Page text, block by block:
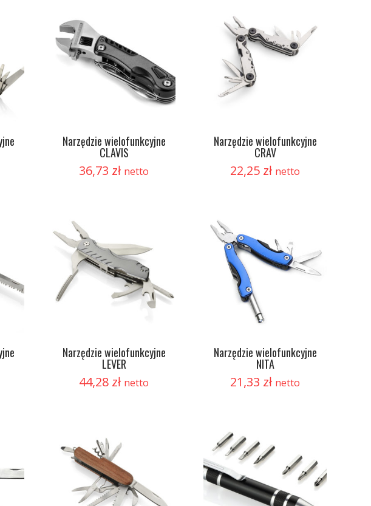
Narzędzie wielofunkcyjne
CLAVIS
36,73 zł netto
Narzędzie wielofunkcyjne
CRAV
22,25 zł netto
Narzędzie wielofunkcyjne
LEVER
44,28 zł netto
Narzędzie wielofunkcyjne
NITA
21,33 zł netto